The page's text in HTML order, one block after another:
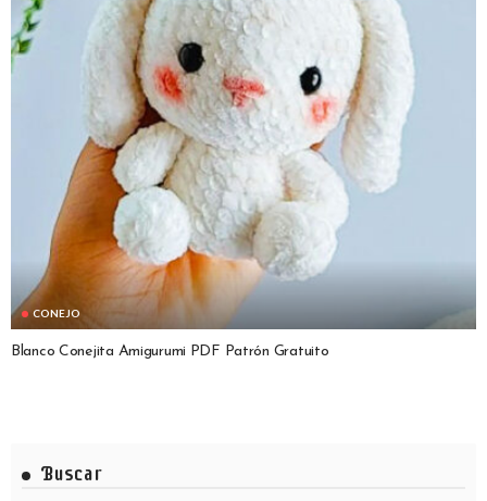
CONEJO
Blanco Conejita Amigurumi PDF Patrón Gratuito
Buscar